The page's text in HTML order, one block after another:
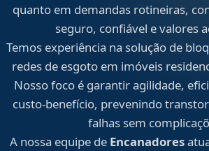
quanto em demandas rotineiras,
seguro, confiável e valores
Temos experiência na solução de
redes de esgoto em imóveis
Nosso foco é garantir agilidade,
custo-benefício, prevenindo
falhas sem
A nossa equipe de Encanadores